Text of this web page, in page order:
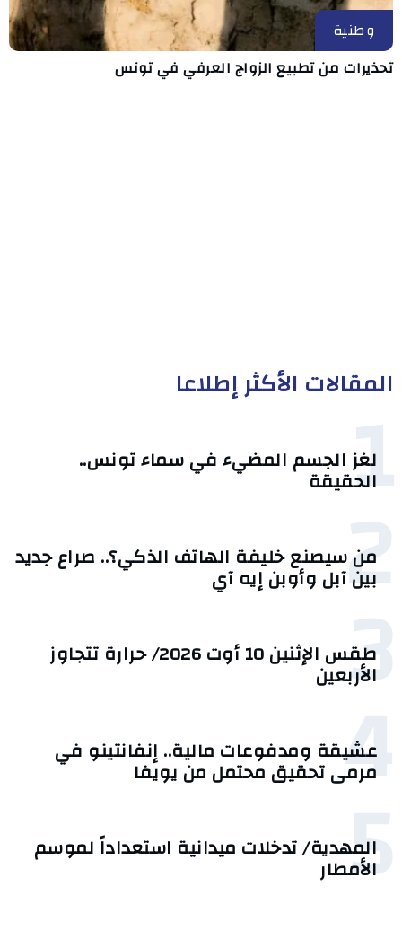
وطنية
تحذيرات من تطبيع الزواج العرفي في تونس
المقالات الأكثر إطلاعا
1
لغز الجسم المضيء في سماء تونس..
الحقيقة
2
من سيصنع خليفة الهاتف الذكي؟.. صراع جديد
بين آبل وأوبن إيه آي
3 طقس الإثنين 10 أوت 2026/ حرارة تتجاوز
الأربعين
4
عشيقة ومدفوعات مالية.. إنفانتينو في
مرمى تحقيق محتمل من يويفا
5
المهدية/ تدخلات ميدانية استعداداً لموسم
الأمطار